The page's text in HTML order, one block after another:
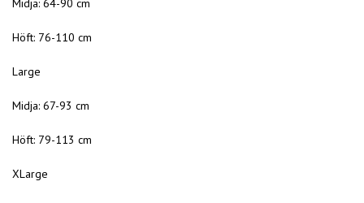
Midja: 64-90 cm
Höft: 76-110 cm
Large
Midja: 67-93 cm
Höft: 79-113 cm
XLarge